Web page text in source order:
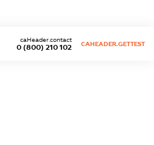
0 (800) 210 102
caHeader.contact
CAHEADER.GETTEST